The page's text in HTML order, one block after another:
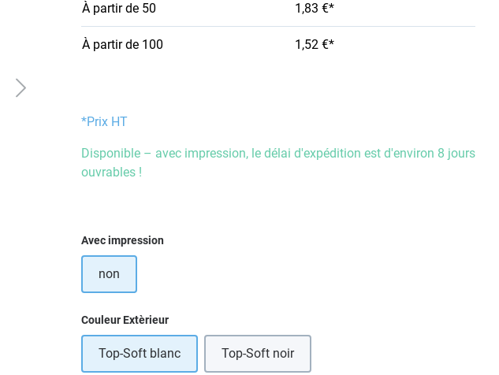
À partir de 50 1,83 €*
À partir de 100 1,52 €*
*Prix HT
Disponible – avec impression, le délai d'expédition est d'environ 8 jours
ouvrables !
Sélectionnez
Avec impression
non
Sélectionnez
Couleur Extèrieur
Top-Soft blanc Top-Soft noir